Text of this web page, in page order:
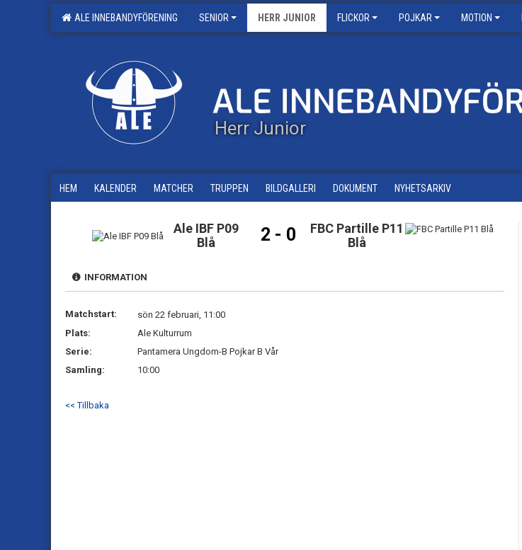
ALE INNEBANDYFÖRENING SENIOR HERR JUNIOR FLICKOR POJKAR MOTION
Herr Junior
HEM KALENDER MATCHER TRUPPEN BILDGALLERI DOKUMENT NYHETSARKIV
Ale IBF P09
Blå
2 - 0
FBC Partille P11
Blå
INFORMATION
Matchstart:
sön 22 februari, 11:00
Plats:
Ale Kulturrum
Serie:
Pantamera Ungdom-B Pojkar B Vår
Samling:
10:00
<< Tillbaka